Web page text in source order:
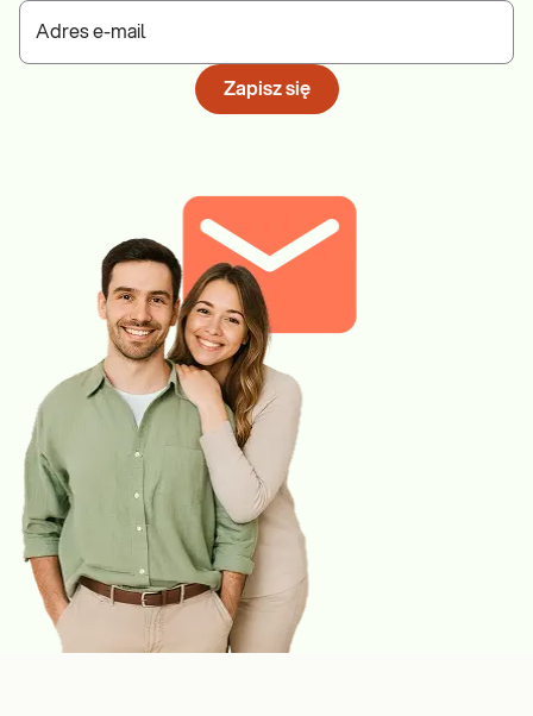
Adres e-mail
Zapisz się